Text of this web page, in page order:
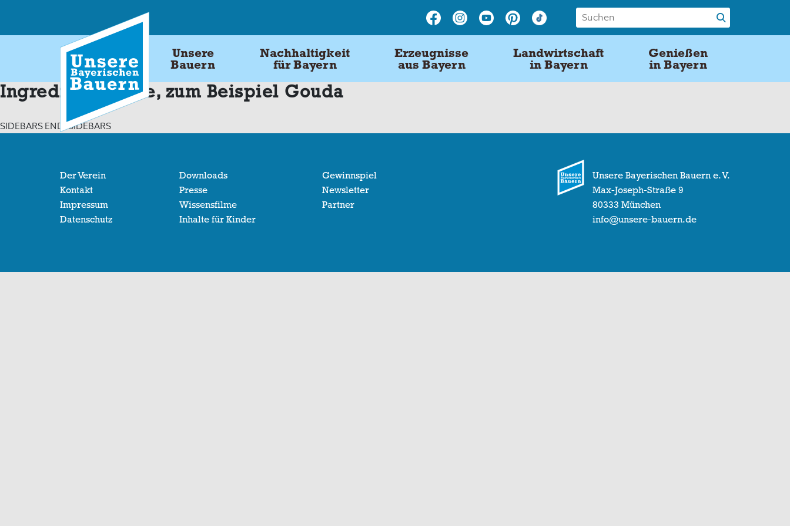
content
Unsere
Bauern
Nachhaltigkeit
für Bayern
Erzeugnisse
aus Bayern
Landwirtschaft
in Bayern
Genießen
in Bayern
Ingredients:Käse, zum Beispiel Gouda
SIDEBARS END: SIDEBARS
Der Verein
Kontakt
Impressum
Datenschutz
Downloads
Presse
Wissensfilme
Inhalte für Kinder
Gewinnspiel
Newsletter
Partner
Unsere Bayerischen Bauern e. V.
Max-Joseph-Straße 9
80333 München
info@unsere-bauern.de